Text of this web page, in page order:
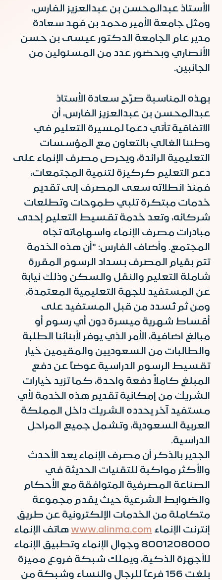
الأستاذ عبدالمحسن بن عبدالعزيز الفارس،
ومثّل جامعة الأمير محمد بن فهد سعادة
مدير عام الجامعة الدكتور عيسى بن حسن
الأنصاري وبحضور عدد من المسئولين من
الجانبين.
بهذه المناسبة صرّح سعادة الأستاذ
عبدالمحسن بن عبدالعزيز الفارس، أن
الاتفاقية تأتي دعماً لمسيرة التعليم في
وطننا الغالي بالتعاون مع المؤسسات
التعليمية الرائدة، ويحرص مصرف الإنماء على
دعم التعليم كركيزة لتنمية المجتمعات،
فمنذ انطلاته سعى المصرف إلى تقديم
خدمات مبتكرة تلبي طموحات وتطلعات
شركائه، وتعد خدمة تقسيط التعليم إحدى
مبادرات مصرف الإنماء واسهاماته تجاه
المجتمع. وأضاف الفارس: "أن هذه الخدمة
تتم بقيام المصرف بسداد الرسوم المقررة
شاملة التعليم والنقل والسكن وذلك نيابة
عن المستفيد للجهة التعليمية المعتمدة،
ومن ثم تُسدد من قبل المستفيد على
أقساط شهرية ميسرة دون أي رسوم أو
مبالغ اضافية، الأمر الذي يوفر لأبنائنا الطلبة
والطالبات من السعوديين والمقيمين خيار
تقسيط الرسوم الدراسية عوضاً عن دفع
المبلغ كاملاً دفعة واحدة، كما تزيد خيارات
الشريك من إمكانية تقديم هذه الخدمة لأي
مستفيد آخر يحدده الشريك داخل المملكة
العربية السعودية، وتشمل جميع المراحل
الدراسية.
الجدير بالذكر أن مصرف الإنماء يعد الأحدث
والأكثر مواكبة للتقنيات الحديثة في
الصناعة المصرفية المتوافقة مع الأحكام
والضوابط الشرعية حيث يقدم مجموعة
متكاملة من الخدمات الإلكترونية عن طريق
إنترنت الإنماء www.alinma.comهاتف الإنماء
8001208000 وجوال الإنماء وتطبيق الإنماء
للأجهزة الذكية، ويملك شبكة فروع مميزة
بلغت 156 فرعاً للرجال والنساء وشبكة من